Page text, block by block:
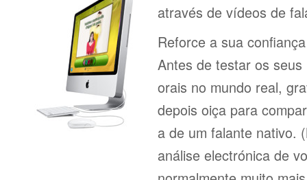
através de vídeos de
Reforce a sua
Antes de testar os
orais no mundo real,
depois oiça para
a de um falante nativo.
análise electrónica de